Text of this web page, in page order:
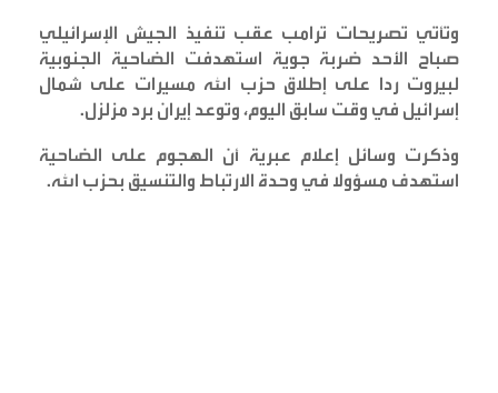
وتأتي تصريحات ترامب عقب تنفيذ الجيش الإسرائيلي
صباح الأحد ضربة جوية استهدفت الضاحية الجنوبية
لبيروت ردا على إطلاق حزب الله مسيرات على شمال
إسرائيل في وقت سابق اليوم، وتوعد إيران برد مزلزل.
وذكرت وسائل إعلام عبرية أن الهجوم على الضاحية
استهدف مسؤولا في وحدة الارتباط والتنسيق بحزب الله.